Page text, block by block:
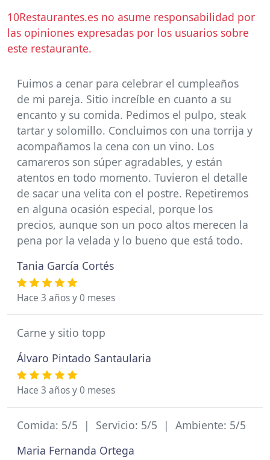
10Restaurantes.es no asume responsabilidad por
las opiniones expresadas por los usuarios sobre
este restaurante.
Fuimos a cenar para celebrar el cumpleaños
de mi pareja. Sitio increíble en cuanto a su
encanto y su comida. Pedimos el pulpo, steak
tartar y solomillo. Concluimos con una torrija y
acompañamos la cena con un vino. Los
camareros son súper agradables, y están
atentos en todo momento. Tuvieron el detalle
de sacar una velita con el postre. Repetiremos
en alguna ocasión especial, porque los
precios, aunque son un poco altos merecen la
pena por la velada y lo bueno que está todo.
Tania García Cortés
Hace 3 años y 0 meses
Carne y sitio topp
Álvaro Pintado Santaularia
Hace 3 años y 0 meses
Comida: 5/5 | Servicio: 5/5 | Ambiente: 5/5
Maria Fernanda Ortega